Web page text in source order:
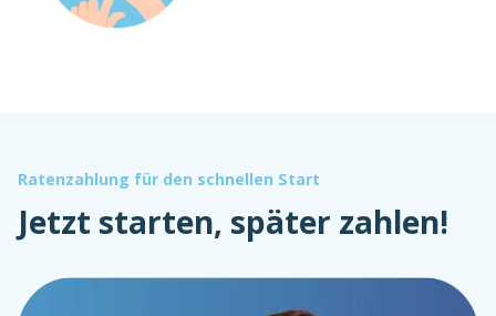
Ratenzahlung für den schnellen Start
Jetzt starten, später zahlen!